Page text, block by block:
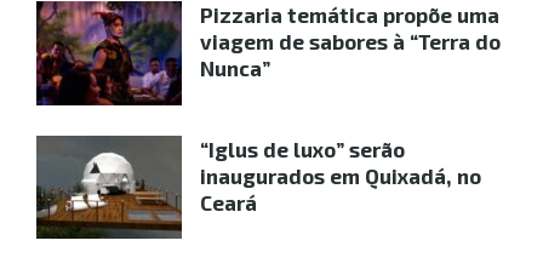
Pizzaria temática propõe uma
viagem de sabores à “Terra do
Nunca”
“Iglus de luxo” serão
inaugurados em Quixadá, no
Ceará